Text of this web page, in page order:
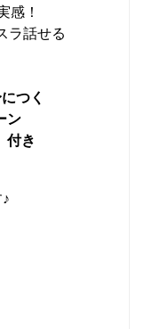
感！
ラ話せる
つく
ン
付き